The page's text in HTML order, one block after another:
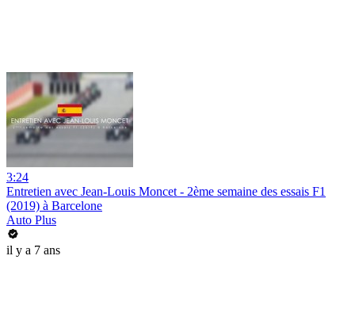
3:24
Entretien avec Jean-Louis Moncet - 2ème semaine des essais F1
(2019) à Barcelone
Auto Plus
il y a 7 ans